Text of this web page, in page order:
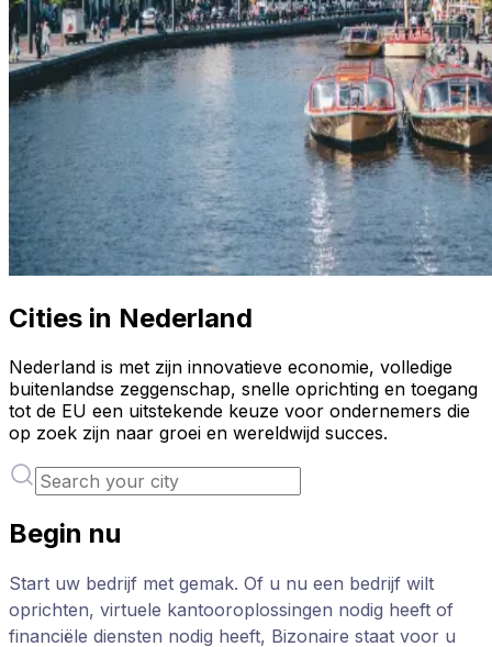
Cities in Nederland
Nederland is met zijn innovatieve economie, volledige
buitenlandse zeggenschap, snelle oprichting en toegang
tot de EU een uitstekende keuze voor ondernemers die
op zoek zijn naar groei en wereldwijd succes.
Begin nu
Start uw bedrijf met gemak. Of u nu een bedrijf wilt
oprichten, virtuele kantooroplossingen nodig heeft of
financiële diensten nodig heeft, Bizonaire staat voor u